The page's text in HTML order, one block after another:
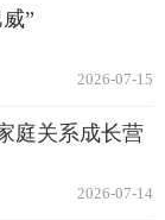
”
2026-07-15
庭关系成长营
2026-07-14